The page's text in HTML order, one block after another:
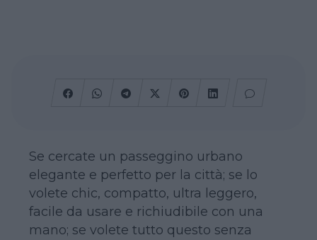
Se cercate un passeggino urbano
elegante e perfetto per la città; se lo
volete chic, compatto, ultra leggero,
facile da usare e richiudibile con una
mano; se volete tutto questo senza